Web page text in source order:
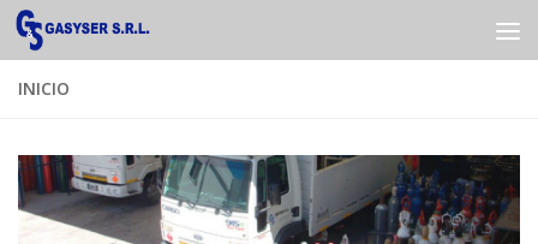
Saltar al contenido
INICIO